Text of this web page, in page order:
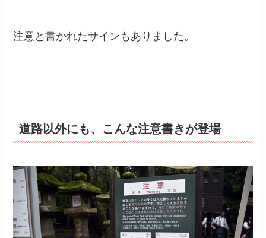
注意と書かれたサインもありました。
道路以外にも、こんな注意書きが登場